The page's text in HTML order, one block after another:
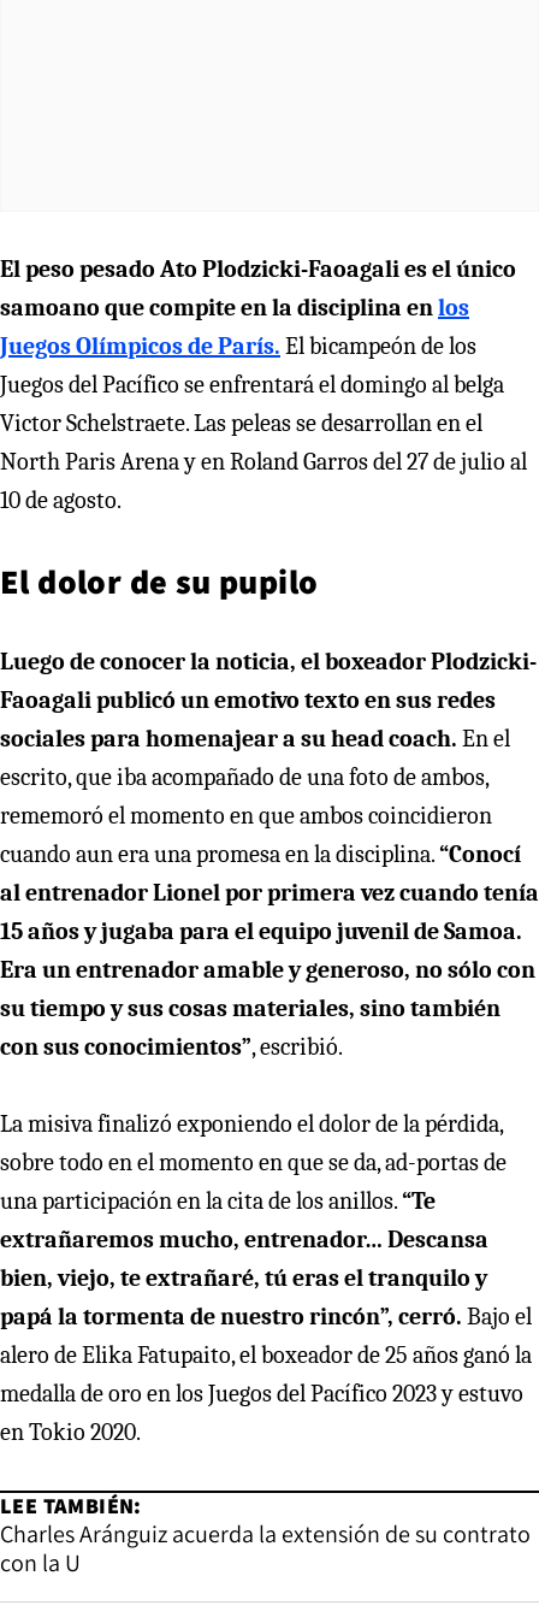
El peso pesado Ato Plodzicki-Faoagali es el único
samoano que compite en la disciplina enlos
Juegos Olímpicos de París. El bicampeón de los
Juegos del Pacífico se enfrentará el domingo al belga
Victor Schelstraete. Las peleas se desarrollan en el
North Paris Arena y en Roland Garros del 27 de julio al
10 de agosto.
El dolor de su pupilo
Luego de conocer la noticia, el boxeador Plodzicki-
Faoagali publicó un emotivo texto en sus redes
sociales para homenajear a su head coach. En el
escrito, que iba acompañado de una foto de ambos,
rememoró el momento en que ambos coincidieron
cuando aun era una promesa en la disciplina.“Conocí
al entrenador Lionel por primera vez cuando tenía
15 años y jugaba para el equipo juvenil de Samoa.
Era un entrenador amable y generoso, no sólo con
su tiempo y sus cosas materiales, sino también
con sus conocimientos”, escribió.
La misiva finalizó exponiendo el dolor de la pérdida,
sobre todo en el momento en que se da, ad-portas de
una participación en la cita de los anillos.“Te
extrañaremos mucho, entrenador… Descansa
bien, viejo, te extrañaré, tú eras el tranquilo y
papá la tormenta de nuestro rincón”, cerró. Bajo el
alero de Elika Fatupaito, el boxeador de 25 años ganó la
medalla de oro en los Juegos del Pacífico 2023 y estuvo
en Tokio 2020.
LEE TAMBIÉN:
Charles Aránguiz acuerda la extensión de su contrato
con la U